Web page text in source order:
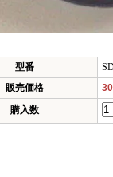
型番
販売価格
購入数